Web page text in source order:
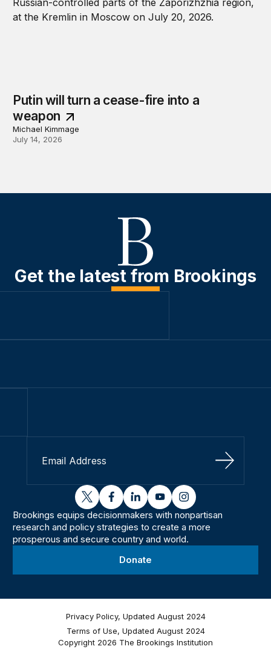
Putin will turn a cease-fire into a
weapon
Michael Kimmage
July 14, 2026
Get the latest from Brookings
Sign Up
twitterfacebooklinkedinyoutubeinstagram
Brookings equips decisionmakers with nonpartisan
research and policy strategies to create a more
prosperous and secure country and world.
Donate
Privacy Policy, Updated August 2024
Terms of Use, Updated August 2024
Copyright 2026 The Brookings Institution